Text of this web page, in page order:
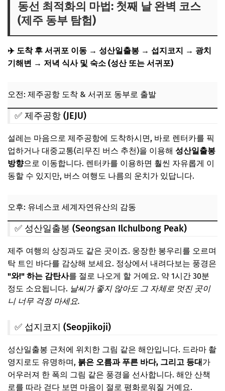
동선 최적화의 마법: 첫째 날 완벽 코스
(제주 동부 탐험)
✈️ 도착 후 서귀포 이동 → 성산일출봉 → 섭지코지 → 광치
기해변 → 저녁 식사 및 숙소 (성산 또는 서귀포)
오전: 제주공항 도착 & 서귀포 동부로 출발
✅ 제주공항 (JEJU)
설레는 마음으로 제주공항에 도착하시면, 바로 렌터카를 픽
업하거나 대중교통(리무진 버스 추천)을 이용해 성산일출봉
방향으로 이동합니다. 렌터카를 이용하면 훨씬 자유롭게 이
동할 수 있지만, 버스 여행도 나름의 운치가 있답니다.
오후: 유네스코 세계자연유산의 감동
✅ 성산일출봉 (Seongsan Ilchulbong Peak)
제주 여행의 상징과도 같은 곳이죠. 웅장한 봉우리를 오르며
탁 트인 바다를 감상해 보세요. 정상에서 내려다보는 풍경은
"와!" 하는 감탄사를 절로 나오게 할 거예요. 약 1시간 30분
정도 소요됩니다. 날씨가 좋지 않아도 그 자체로 멋진 곳이
니 너무 걱정 마세요.
✅ 섭지코지 (Seopjikoji)
성산일출봉 근처에 위치한 그림 같은 해안입니다. 드라마 촬
영지로도 유명하며, 붉은 오름과 푸른 바다, 그리고 등대가
어우러져 한 폭의 그림 같은 풍경을 선사합니다. 해안 산책
로를 따라 걷다 보면 마음이 절로 평화로워질 거예요.